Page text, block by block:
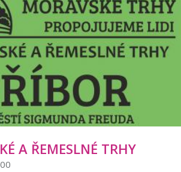
A ŘEMESLNÉ TRHY